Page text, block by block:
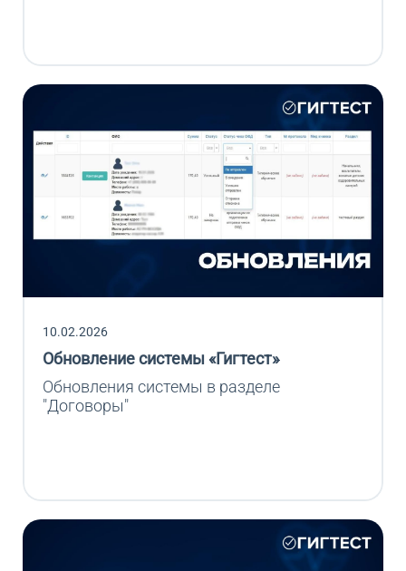
10.02.2026
Обновление системы «Гигтест»
Обновления системы в разделе
"Договоры"